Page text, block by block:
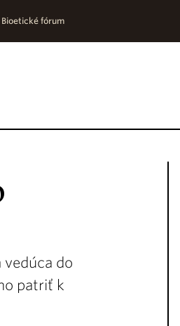
Bioetické fórum
vedúca do
patriť k